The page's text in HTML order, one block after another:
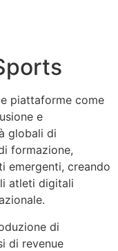
piattaforme come
e
globali di
formazione,
emergenti, creando
atleti digitali
di
di revenue